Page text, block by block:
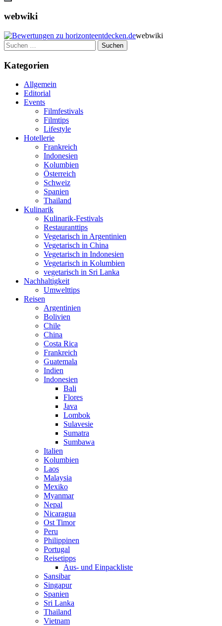
webwiki
webwiki
Suchen
nach:
Kategorien
Allgemein
Editorial
Events
Filmfestivals
Filmtips
Lifestyle
Hotellerie
Frankreich
Indonesien
Kolumbien
Österreich
Schweiz
Spanien
Thailand
Kulinarik
Kulinarik-Festivals
Restauranttips
Vegetarisch in Argentinien
Vegetarisch in China
Vegetarisch in Indonesien
Vegetarisch in Kolumbien
vegetarisch in Sri Lanka
Nachhaltigkeit
Umwelttips
Reisen
Argentinien
Bolivien
Chile
China
Costa Rica
Frankreich
Guatemala
Indien
Indonesien
Bali
Flores
Java
Lombok
Sulavesie
Sumatra
Sumbawa
Italien
Kolumbien
Laos
Malaysia
Mexiko
Myanmar
Nepal
Nicaragua
Ost Timor
Peru
Philippinen
Portugal
Reisetipps
Aus- und Einpackliste
Sansibar
Singapur
Spanien
Sri Lanka
Thailand
Vietnam